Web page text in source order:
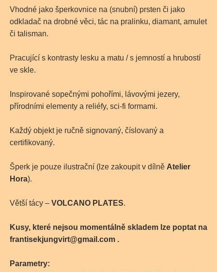
Vhodné jako šperkovnice na (snubní) prsten či jako
odkladač na drobné věci, tác na pralinku, diamant, amulet
či talisman.
Pracující s kontrasty lesku a matu / s jemností a hrubostí
ve skle.
Inspirované sopečnými pohořími, lávovými jezery,
přírodními elementy a reliéfy, sci-fi formami.
Každý objekt je ručně signovaný, číslovaný a
certifikovaný.
Šperk je pouze ilustrační (lze zakoupit v dílně Atelier
Hora).
Větší tácy – VOLCANO PLATES.
Kusy, které nejsou momentálně skladem lze poptat na
frantisekjungvirt@gmail.com .
Parametry: